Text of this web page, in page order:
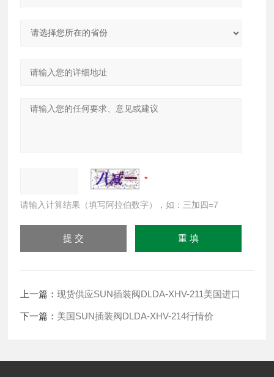
请输入计算结果（填写阿拉伯数字），如：三加四=7
上一篇：现货供应SUN插装阀DLDA-XHV-211美国进口
下一篇： 美国SUN插装阀DLDA-XHV-214行情价